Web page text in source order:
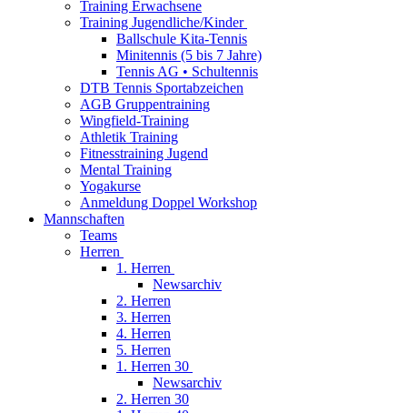
Training Erwachsene
Training Jugendliche/Kinder
Ballschule Kita-Tennis
Minitennis (5 bis 7 Jahre)
Tennis AG • Schultennis
DTB Tennis Sportabzeichen
AGB Gruppentraining
Wingfield-Training
Athletik Training
Fitnesstraining Jugend
Mental Training
Yogakurse
Anmeldung Doppel Workshop
Mannschaften
Teams
Herren
1. Herren
Newsarchiv
2. Herren
3. Herren
4. Herren
5. Herren
1. Herren 30
Newsarchiv
2. Herren 30